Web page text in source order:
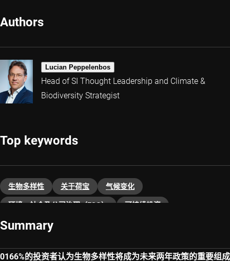
Authors
Lucian Peppelenbos
Head of SI Thought Leadership and Climate &
Biodiversity Strategist
Top keywords
生物多样性 关于荷宝 气候变化
环境、社会及公司治理（ESG） 可持续投资
Summary
66%的投资者认为生物多样性将成为未来两年政策的重要组成